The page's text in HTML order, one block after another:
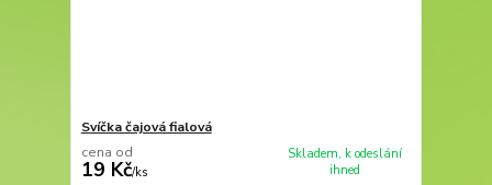
Svíčka čajová fialová
cena od
19 Kč/ks
Skladem, k odeslání
ihned